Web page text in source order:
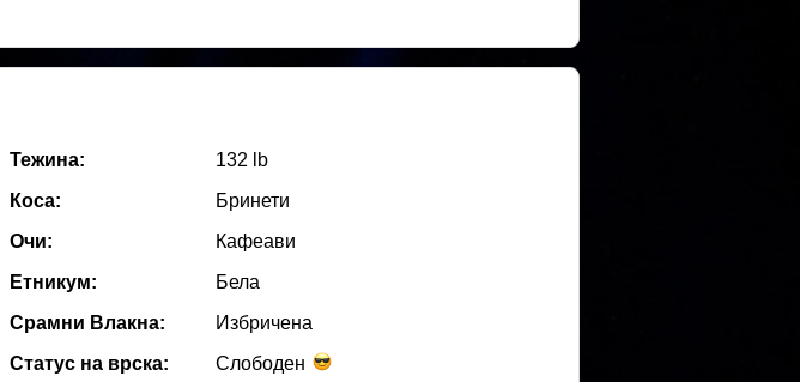
Тежина:
132 lb
Коса:
Бринети
Очи:
Кафеави
Етникум:
Бела
Срамни Влакна:
Избричена
Статус на врска:
Слободен